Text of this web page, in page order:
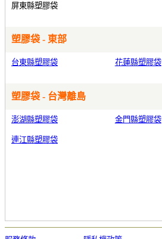
屏東縣塑膠袋
塑膠袋 - 東部
台東縣塑膠袋 花蓮縣塑膠袋
塑膠袋 - 台灣離島
澎湖縣塑膠袋 金門縣塑膠袋
連江縣塑膠袋